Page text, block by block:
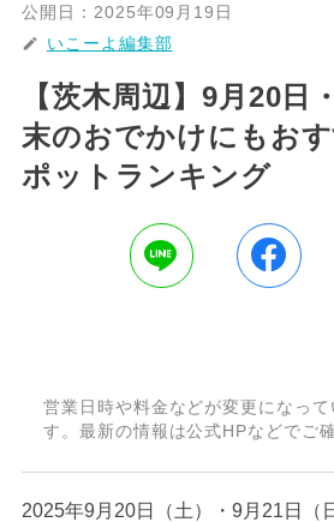
公開日： 2025年09月19日
いこーよ編集部
【茨木周辺】9月20日
末のおでかけにもお
ポットランキング
営業日時や料金などが変更になっ
す。最新の情報は公式HPなどでご
2025年9月20日（土）・9月21日（